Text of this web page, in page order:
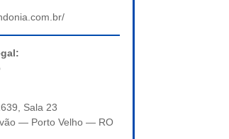
Sala 23
— Porto Velho — RO